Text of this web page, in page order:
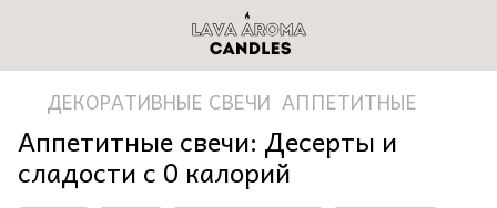
ДЕКОРАТИВНЫЕ СВЕЧИ АППЕТИТНЫЕ
Аппетитные свечи: Десерты и
сладости с 0 калорий